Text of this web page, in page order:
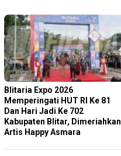
Blitaria Expo 2026
Memperingati HUT RI Ke 81
Dan Hari Jadi Ke 702
Kabupaten Blitar, Dimeriahkan
Artis Happy Asmara